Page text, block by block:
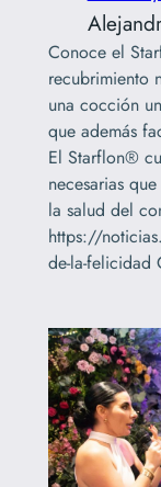
Conoce el
recubrimiento
una cocción
que además
El Starflon®
necesarias
la salud del
https://
de-la-